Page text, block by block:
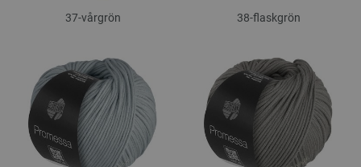
37-vårgrön 38-flaskgrön